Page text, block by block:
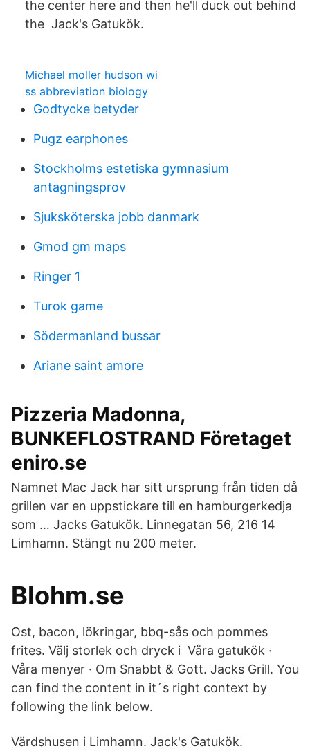
the center here and then he'll duck out behind
the Jack's Gatukök.
Michael moller hudson wi
ss abbreviation biology
Godtycke betyder
Pugz earphones
Stockholms estetiska gymnasium
antagningsprov
Sjuksköterska jobb danmark
Gmod gm maps
Ringer 1
Turok game
Södermanland bussar
Ariane saint amore
Pizzeria Madonna,
BUNKEFLOSTRAND Företaget
eniro.se
Namnet Mac Jack har sitt ursprung från tiden då
grillen var en uppstickare till en hamburgerkedja
som … Jacks Gatukök. Linnegatan 56, 216 14
Limhamn. Stängt nu 200 meter.
Blohm.se
Ost, bacon, lökringar, bbq-sås och pommes
frites. Välj storlek och dryck i Våra gatukök ·
Våra menyer · Om Snabbt & Gott. Jacks Grill. You
can find the content in it´s right context by
following the link below.
Värdshusen i Limhamn. Jack's Gatukök.